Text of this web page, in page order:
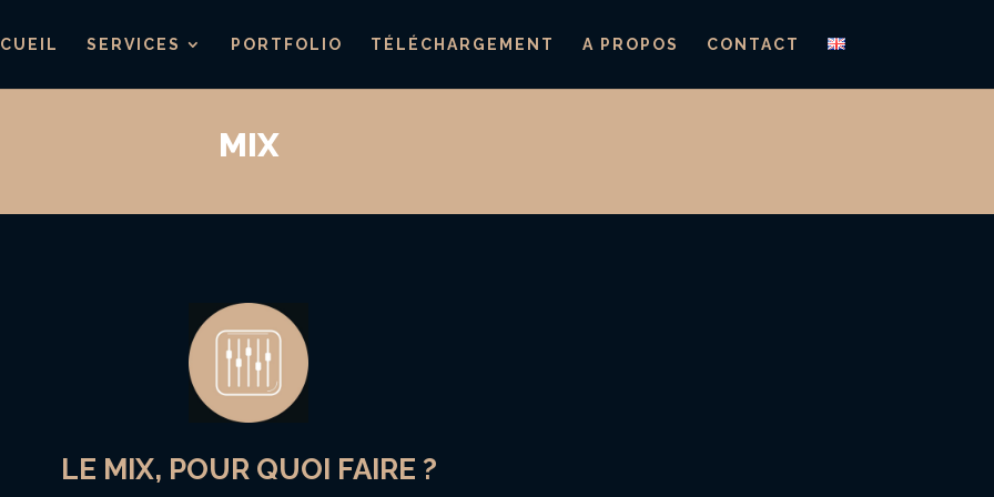
SERVICES PORTFOLIO TÉLÉCHARGEMENT A PROPOS CONTACT
MIX
LE MIX, POUR QUOI FAIRE ?